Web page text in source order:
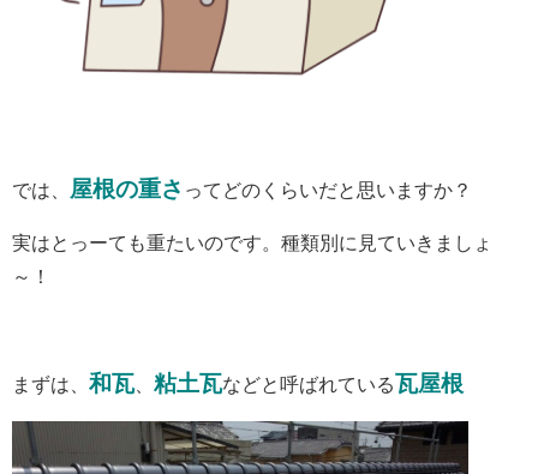
では、 屋根の重さ ってどのくらいだと思いますか？
実はとっーても重たいのです。種類別に見ていきましょ
～！
まずは、 和瓦、 粘土瓦などと呼ばれている瓦屋根